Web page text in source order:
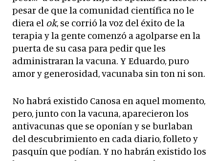
pesar de que la comunidad científica no le
diera el ok, se corrió la voz del éxito de la
terapia y la gente comenzó a agolparse en la
puerta de su casa para pedir que les
administraran la vacuna. Y Eduardo, puro
amor y generosidad, vacunaba sin ton ni son.
No habrá existido Canosa en aquel momento,
pero, junto con la vacuna, aparecieron los
antivacunas que se oponían y se burlaban
del descubrimiento en cada diario, folleto y
pasquín que podían. Y no habrán existido los